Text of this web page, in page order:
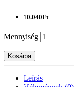
10.040Ft
Mennyiség
Kosárba
Leírás